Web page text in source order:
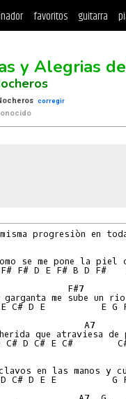
favoritos guitarra
y Alegrias
corregir
progresiòn en
se me pone la piel
F# D E F# B D F#
F#7
me sube un
C# D E          E G
A7
que atraviesa de
C# D C# E C#
clavos en las manos y
D C# D E E          G